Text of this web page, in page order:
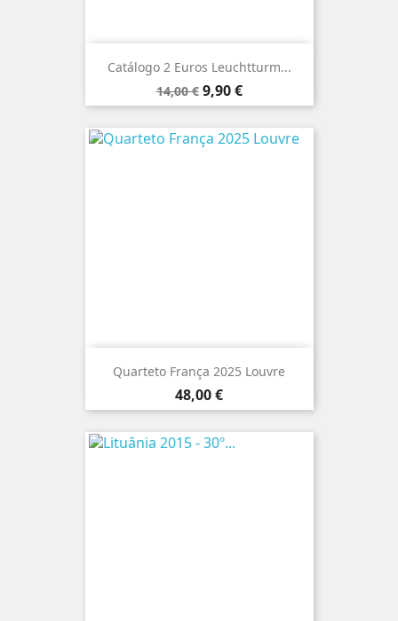
Catálogo 2 Euros Leuchtturm...
Preço
normal
14,00 € Preço
9,90 €
Quarteto França 2025 Louvre
Preço
48,00 €